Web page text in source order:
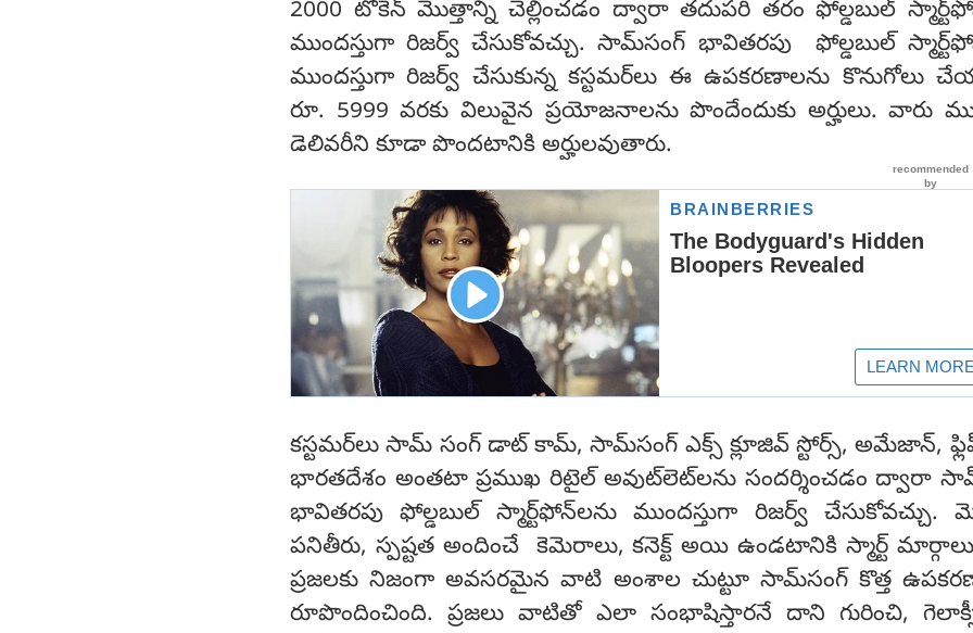
2000 టోకెన్ మొత్తాన్ని చెల్లించడం ద్వారా తదుపరి తరం ఫోల్డబుల్
ముందస్తుగా రిజర్వ్ చేసుకోవచ్చు. సామ్‌సంగ్ భావితరపు ఫోల్డబుల్
ముందస్తుగా రిజర్వ్ చేసుకున్న కస్టమర్‌లు ఈ ఉపకరణాలను కొనుగోలు
రూ. 5999 వరకు విలువైన ప్రయోజనాలను పొందేందుకు అర్హులు. వారు
డెలివరీని కూడా పొందటానికి అర్హులవుతారు.
కస్టమర్‌లు సామ్ సంగ్ డాట్ కామ్, సామ్‌సంగ్ ఎక్స్ క్లూజివ్ స్టోర్స్, అమేజాన్,
భారతదేశం అంతటా ప్రముఖ రిటైల్ అవుట్‌లెట్‌లను సందర్శించడం ద్వారా
భావితరపు ఫోల్డబుల్ స్మార్ట్‌ఫోన్‌లను ముందస్తుగా రిజర్వ్ చేసుకోవచ్చు.
పనితీరు, స్పష్టత అందించే కెమెరాలు, కనెక్ట్ అయి ఉండటానికి స్మార్ట్
ప్రజలకు నిజంగా అవసరమైన వాటి అంశాల చుట్టూ సామ్‌సంగ్ కొత్త
రూపొందించింది. ప్రజలు వాటితో ఎలా సంభాషిస్తారనే దాని గురించి,